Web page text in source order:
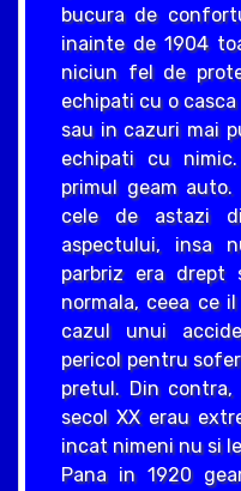
bucura de
inainte de 1904
niciun fel de
echipati cu o
sau in cazuri mai
echipati cu
primul geam
cele de astazi
aspectului, insa
parbriz era
normala, ceea ce
cazul unui
pericol pentru
pretul. Din
secol XX erau
incat nimeni nu si
Pana in 1920